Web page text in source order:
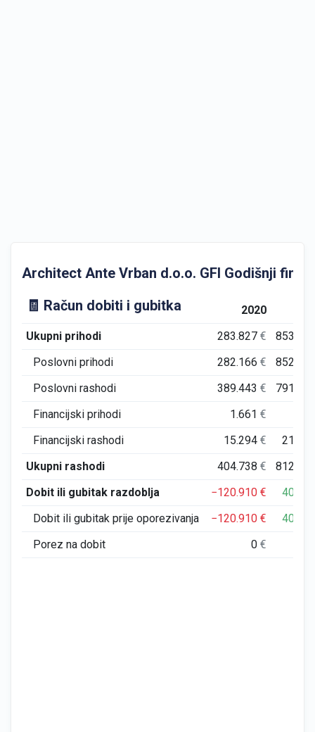
Architect Ante Vrban d.o.o. GFI Godišnji
🧾 Račun dobiti i gubitka
2020
Ukupni prihodi
283.827€
Poslovni prihodi
282.166€
Poslovni rashodi
389.443€
Financijski prihodi
1.661€
Financijski rashodi
15.294€
Ukupni rashodi
404.738€
Dobit ili gubitak razdoblja
−120.910€
Dobit ili gubitak prije oporezivanja
−120.910€
Porez na dobit
0€